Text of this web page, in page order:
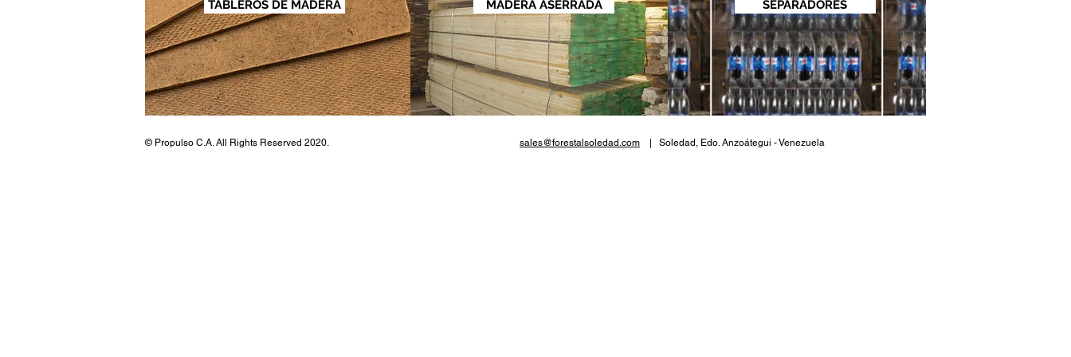
TABLEROS DE MADERA MADERA ASERRADA SEPARADORES
© Propulso C.A. All Rights Reserved 2020. sales@forestalsoledad.com | Soledad, Edo. Anzoátegui - Venezuela